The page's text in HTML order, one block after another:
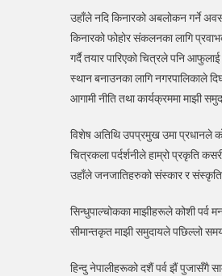
उहाँले नदि किनारको अबलोकन गर्ने
किनारको फोहोर संकलनका लागि
गर्दै तयार पारिएको चित्रले पनि
स्थान बनाउनका लागि नगरपालिकाले
आगामी नीति तथा कार्यक्रममा माझी
विशेष अतिथि उपप्रमुख उमा प्रधानले
चित्रकला पर्दर्शनीले हाम्रो प्रकृति
उहाँले जनजातिहरुको संस्कार र संस्कृति
सिन्धुपाल्चोकका माझीहरूले कोशी पर्व
सीमान्तकृत माझी समुदायले पछिल्लो
हिन्दु नेपालीहरूको दशैं पर्व झैं पुजासँगै